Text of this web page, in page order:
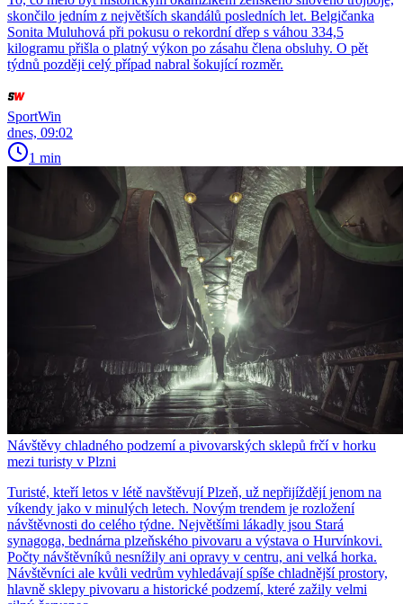
skončilo jedním z největších skandálů posledních let. Belgičanka
Sonita Muluhová při pokusu o rekordní dřep s váhou 334,5
kilogramu přišla o platný výkon po zásahu člena obsluhy. O pět
týdnů později celý případ nabral šokující rozměr.
SportWin
dnes, 09:02
1 min
Návštěvy chladného podzemí a pivovarských sklepů frčí v horku
mezi turisty v Plzni
Turisté, kteří letos v létě navštěvují Plzeň, už nepřijíždějí jenom na
víkendy jako v minulých letech. Novým trendem je rozložení
návštěvnosti do celého týdne. Největšími lákadly jsou Stará
synagoga, bednárna plzeňského pivovaru a výstava o Hurvínkovi.
Počty návštěvníků nesnížily ani opravy v centru, ani velká horka.
Návštěvníci ale kvůli vedrům vyhledávají spíše chladnější prostory,
hlavně sklepy pivovaru a historické podzemí, které zažily velmi